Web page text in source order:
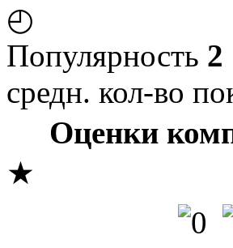
◴
Популярность 2
средн. кол-во
Оценки
★